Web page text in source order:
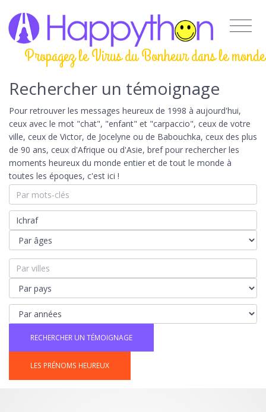
Propagez le Virus du Bonheur dans le monde
Rechercher un témoignage
Pour retrouver les messages heureux de 1998 à aujourd'hui,
ceux avec le mot "chat", "enfant" et "carpaccio", ceux de votre
ville, ceux de Victor, de Jocelyne ou de Babouchka, ceux des plus
de 90 ans, ceux d'Afrique ou d'Asie, bref pour rechercher les
moments heureux du monde entier et de tout le monde à
toutes les époques, c'est ici !
LES PRÉNOMS HEUREUX